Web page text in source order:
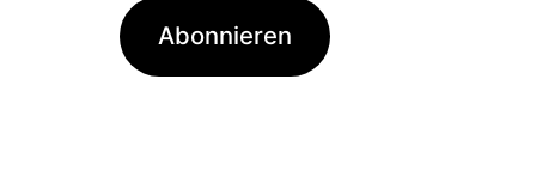
Adresse
Abonnieren